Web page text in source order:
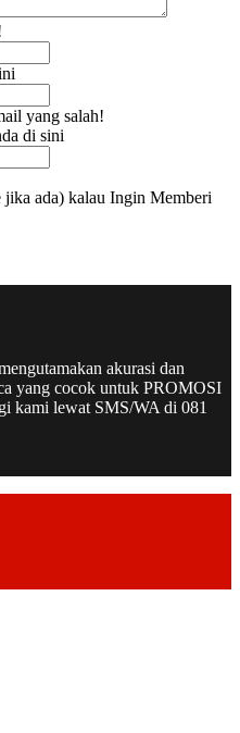
yang salah!
di sini
ada) kalau Ingin Memberi
akurasi dan
yang cocok untuk PROMOSI
kami lewat SMS/WA di 081